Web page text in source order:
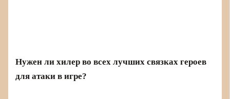
Нужен ли хилер во всех лучших связках героев
для атаки в игре?